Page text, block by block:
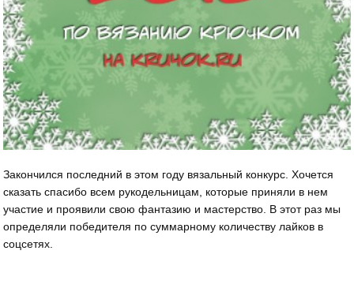
Закончился последний в этом году вязальный конкурс. Хочется
сказать спасибо всем рукодельницам, которые приняли в нем
участие и проявили свою фантазию и мастерство. В этот раз мы
определяли победителя по суммарному количеству лайков в
соцсетях.